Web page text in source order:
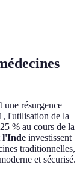
une résurgence
l'utilisation de la
% au cours de la
l'Inde investissent
traditionnelles,
et sécurisé.